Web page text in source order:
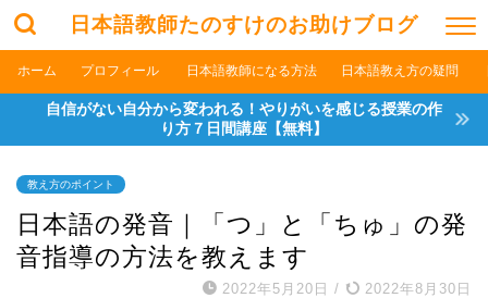
日本語教師たのすけのお助けブログ
ホーム プロフィール 日本語教師になる方法 日本語教え方の疑問
自信がない自分から変われる！やりがいを感じる授業の作
り方７日間講座【無料】
教え方のポイント
日本語の発音｜「つ」と「ちゅ」の発
音指導の方法を教えます
2022年5月20日 / 2022年8月30日